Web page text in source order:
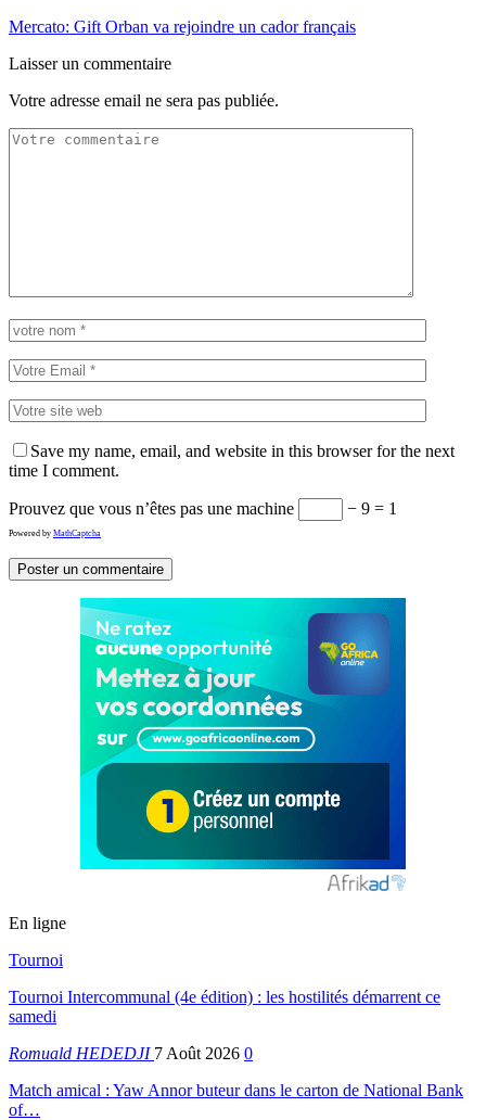
Mercato: Gift Orban va rejoindre un cador français
Laisser un commentaire
Votre adresse email ne sera pas publiée.
Save my name, email, and website in this browser for the next
time I comment.
Prouvez que vous n’êtes pas une machine − 9 = 1
Powered by MathCaptcha
En ligne
Tournoi
Tournoi Intercommunal (4e édition) : les hostilités démarrent ce
samedi
Romuald HEDEDJI 7 Août 2026 0
Match amical : Yaw Annor buteur dans le carton de National Bank
of…